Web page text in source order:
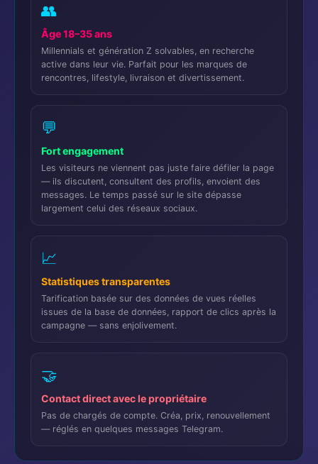
👥
Âge 18–35 ans
Millennials et génération Z solvables, en recherche
active dans leur vie. Parfait pour les marques de
rencontres, lifestyle, livraison et divertissement.
💬
Fort engagement
Les visiteurs ne viennent pas juste faire défiler la page
— ils discutent, consultent des profils, envoient des
messages. Le temps passé sur le site dépasse
largement celui des réseaux sociaux.
📈
Statistiques transparentes
Tarification basée sur des données de vues réelles
issues de la base de données, rapport de clics après la
campagne — sans enjolivement.
🤝
Contact direct avec le propriétaire
Pas de chargés de compte. Créa, prix, renouvellement
— réglés en quelques messages Telegram.